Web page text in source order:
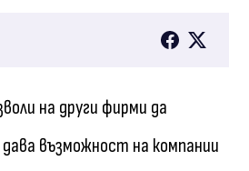
на други фирми да
възможност на компании